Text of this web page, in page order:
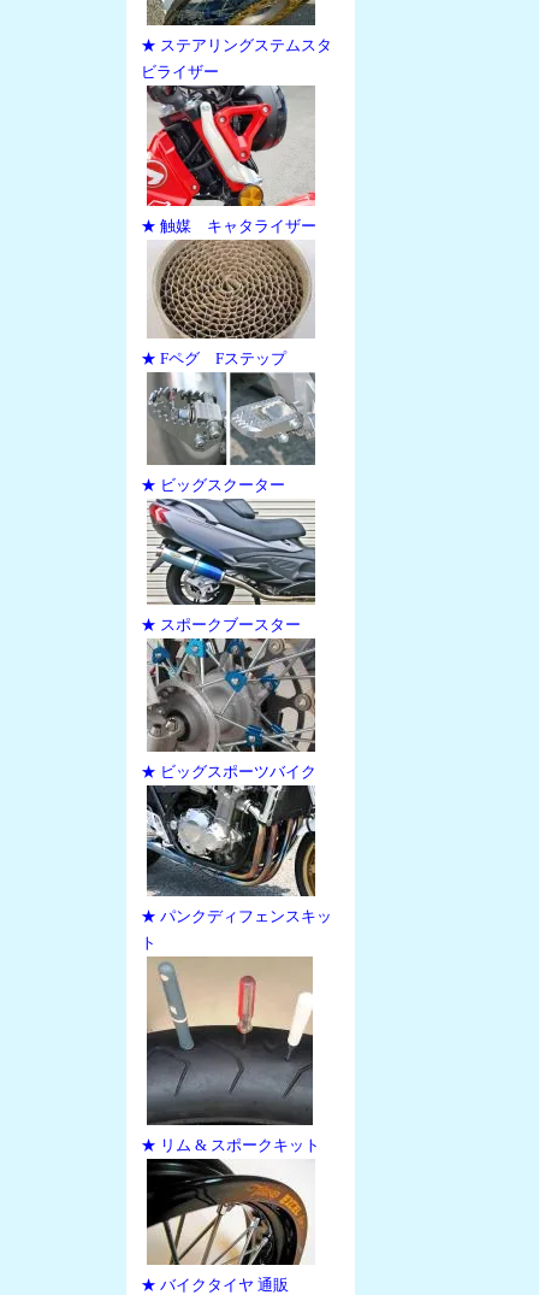
★ ステアリングステムスタ
ビライザー
★ 触媒 キャタライザー
★ Fペグ Fステップ
★ ビッグスクーター
★ スポークブースター
★ ビッグスポーツバイク
★ パンクディフェンスキッ
ト
★ リム & スポークキット
★ バイクタイヤ 通販